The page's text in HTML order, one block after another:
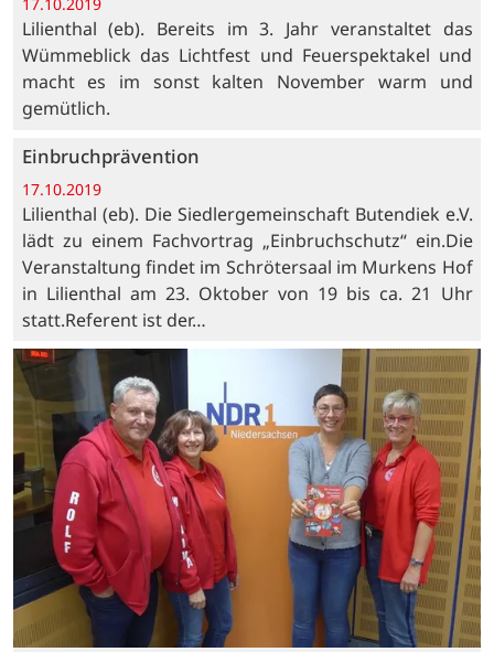
Lilienthal (eb). Bereits im 3. Jahr veranstaltet das
Wümmeblick das Lichtfest und Feuerspektakel und
macht es im sonst kalten November warm und
gemütlich.
Einbruchprävention
17.10.2019
Lilienthal (eb). Die Siedlergemeinschaft Butendiek e.V.
lädt zu einem Fachvortrag „Einbruchschutz“ ein.Die
Veranstaltung findet im Schrötersaal im Murkens Hof
in Lilienthal am 23. Oktober von 19 bis ca. 21 Uhr
statt.Referent ist der…